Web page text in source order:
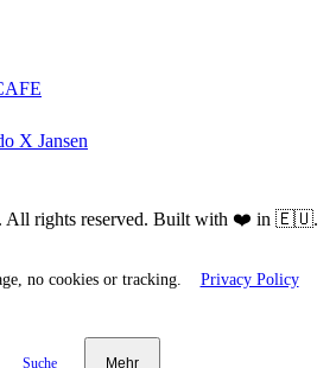
X Jansen
All rights reserved. Built with ❤️ in 🇪🇺.
no cookies or tracking. Privacy Policy
Suche Mehr